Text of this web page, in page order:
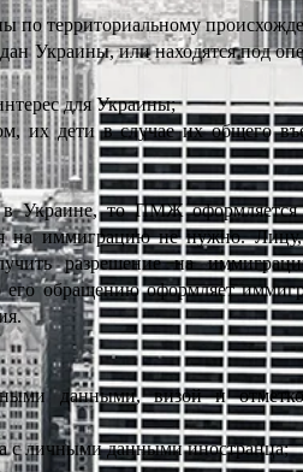
по территориальному
Украины, или находятся под
для Украины;
их дети в случае их общего
в Украине, то ПМЖ оформляется
иммиграцию не нужно. Лицу,
разрешение на
его обращению оформляет
данными, визой и
с личными данными иностранца;